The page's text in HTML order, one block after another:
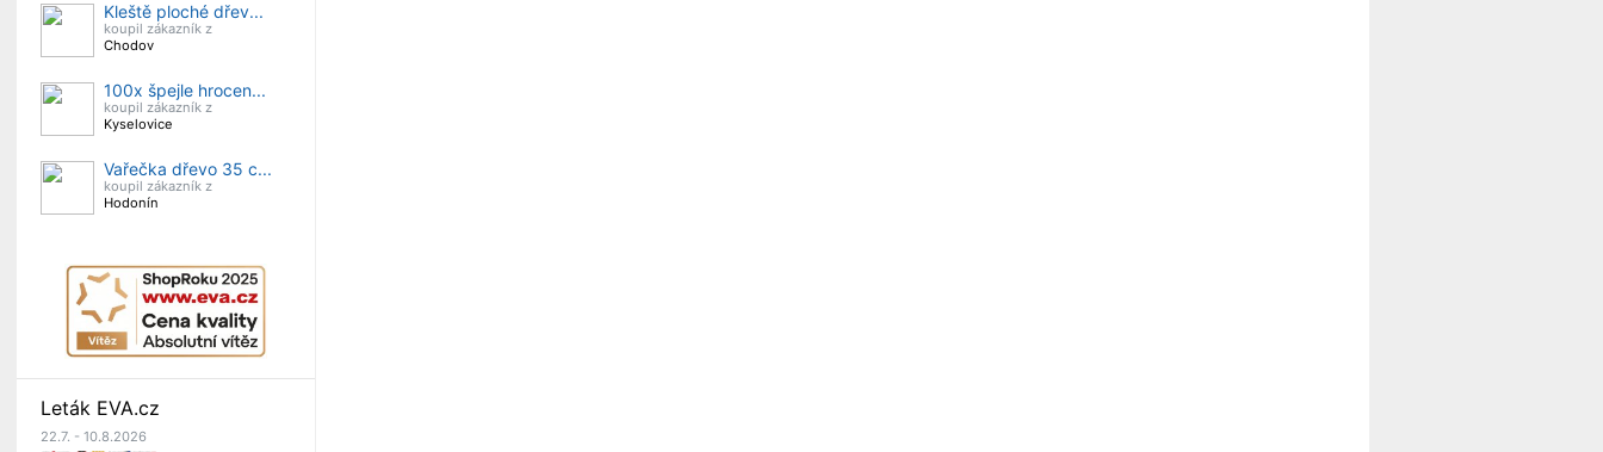
Kleště ploché dřev...
koupil zákazník z
Chodov
100x špejle hrocen...
koupil zákazník z
Kyselovice
Vařečka dřevo 35 c...
koupil zákazník z
Hodonín
Leták EVA.cz
22.7. - 10.8.2026